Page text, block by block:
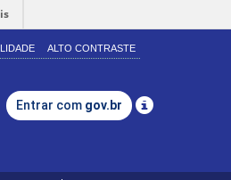
ALTO CONTRASTE
Entrar com gov.br